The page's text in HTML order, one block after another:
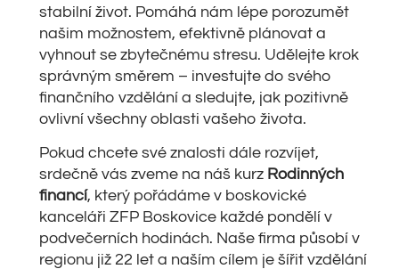
stabilní život. Pomáhá nám lépe porozumět
našim možnostem, efektivně plánovat a
vyhnout se zbytečnému stresu. Udělejte krok
správným směrem – investujte do svého
finančního vzdělání a sledujte, jak pozitivně
ovlivní všechny oblasti vašeho života.
Pokud chcete své znalosti dále rozvíjet,
srdečně vás zveme na náš kurz Rodinných
financí, který pořádáme v boskovické
kanceláři ZFP Boskovice každé pondělí v
podvečerních hodinách. Naše firma působí v
regionu již 22 let a naším cílem je šířit vzdělání